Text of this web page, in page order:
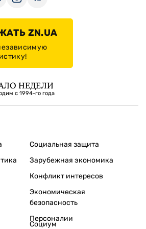
ZN.UA
НЕДЕЛИ
с 1994-го года
Социальная защита
Зарубежная экономика
Конфликт интересов
Экономическая
безопасность
Персоналии
Социум